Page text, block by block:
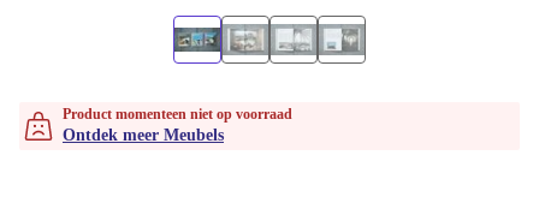
Product momenteen niet op voorraad
Ontdek meer Meubels